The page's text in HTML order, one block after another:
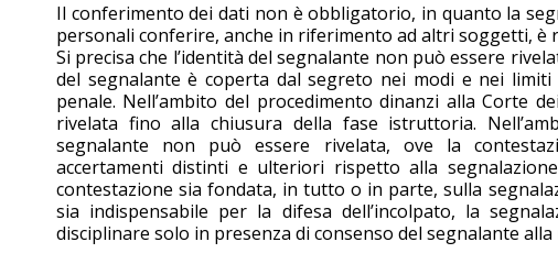
Il conferimento dei dati non è obbligatorio, in quanto la
personali conferire, anche in riferimento ad altri soggetti, è
Si precisa che l’identità del segnalante non può essere
del segnalante è coperta dal segreto nei modi e nei limiti
penale. Nell’ambito del procedimento dinanzi alla Corte
rivelata fino alla chiusura della fase istruttoria.
segnalante non può essere rivelata, ove la
accertamenti distinti e ulteriori rispetto alla
contestazione sia fondata, in tutto o in parte, sulla
sia indispensabile per la difesa dell’incolpato, la
disciplinare solo in presenza di consenso del segnalante